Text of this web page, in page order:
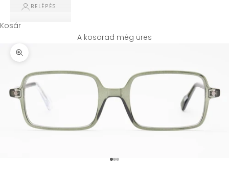
BELÉPÉS
Kosár
A kosarad még üres
Kép nagyítása
Ugrás a(z) 1. termékre
Ugrás a(z) 2. termékre
Ugrás a(z) 3. termékre